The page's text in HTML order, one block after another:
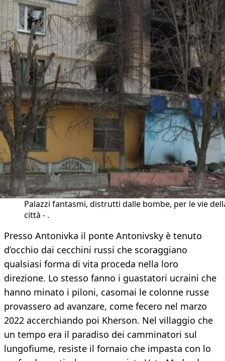
Palazzi fantasmi, distrutti dalle bombe, per le vie
città - .
Presso Antonivka il ponte Antonivsky è tenuto
d’occhio dai cecchini russi che scoraggiano
qualsiasi forma di vita proceda nella loro
direzione. Lo stesso fanno i guastatori ucraini che
hanno minato i piloni, casomai le colonne russe
provassero ad avanzare, come fecero nel marzo
2022 accerchiando poi Kherson. Nel villaggio che
un tempo era il paradiso dei camminatori sul
lungofiume, resiste il fornaio che impasta con lo